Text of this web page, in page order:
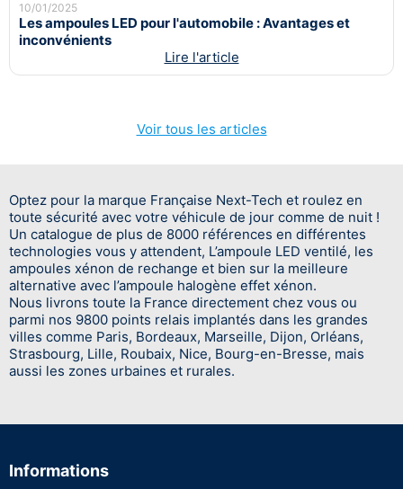
10/01/2025
Les ampoules LED pour l'automobile : Avantages et
inconvénients
Lire l'article
Voir tous les articles
Optez pour la marque Française Next-Tech et roulez en
toute sécurité avec votre véhicule de jour comme de nuit !
Un catalogue de plus de 8000 références en différentes
technologies vous y attendent, L’ampoule LED ventilé, les
ampoules xénon de rechange et bien sur la meilleure
alternative avec l’ampoule halogène effet xénon.
Nous livrons toute la France directement chez vous ou
parmi nos 9800 points relais implantés dans les grandes
villes comme Paris, Bordeaux, Marseille, Dijon, Orléans,
Strasbourg, Lille, Roubaix, Nice, Bourg-en-Bresse, mais
aussi les zones urbaines et rurales.
Informations